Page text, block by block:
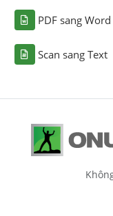
PDF sang Word
Scan sang Text